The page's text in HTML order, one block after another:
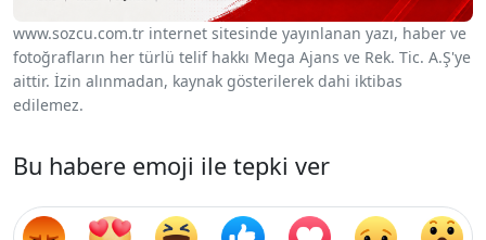
www.sozcu.com.tr internet sitesinde yayınlanan yazı, haber ve
fotoğrafların her türlü telif hakkı Mega Ajans ve Rek. Tic. A.Ş'ye
aittir. İzin alınmadan, kaynak gösterilerek dahi iktibas
edilemez.
Bu habere emoji ile tepki ver